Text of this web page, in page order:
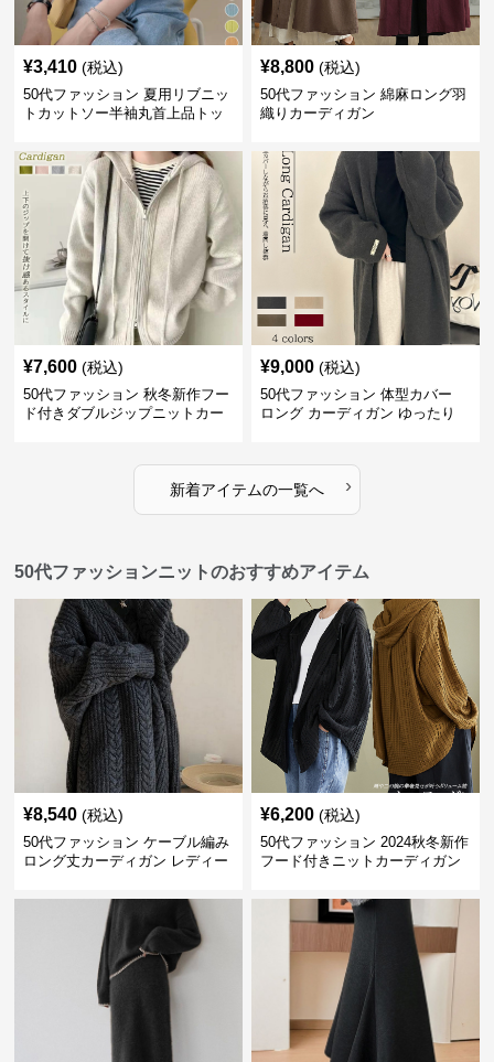
¥3,410 (税込)
50代ファッション 夏用リブニッ
トカットソー半袖丸首上品トッ
¥8,800 (税込)
50代ファッション 綿麻ロング羽
織りカーディガン
¥7,600 (税込)
50代ファッション 秋冬新作フー
ド付きダブルジップニットカー
¥9,000 (税込)
50代ファッション 体型カバー
ロング カーディガン ゆったり
新着アイテムの一覧へ ›
50代ファッションニットのおすすめアイテム
¥8,540 (税込)
50代ファッション ケーブル編み
ロング丈カーディガン レディー
¥6,200 (税込)
50代ファッション 2024秋冬新作
フード付きニットカーディガン